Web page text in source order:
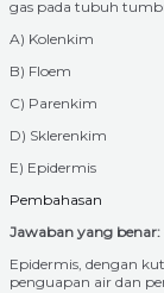
gas pada tubuh
A) Kolenkim
B) Floem
C) Parenkim
D) Sklerenkim
E) Epidermis
Pembahasan
Jawaban yang benar:
Epidermis, dengan
penguapan air dan